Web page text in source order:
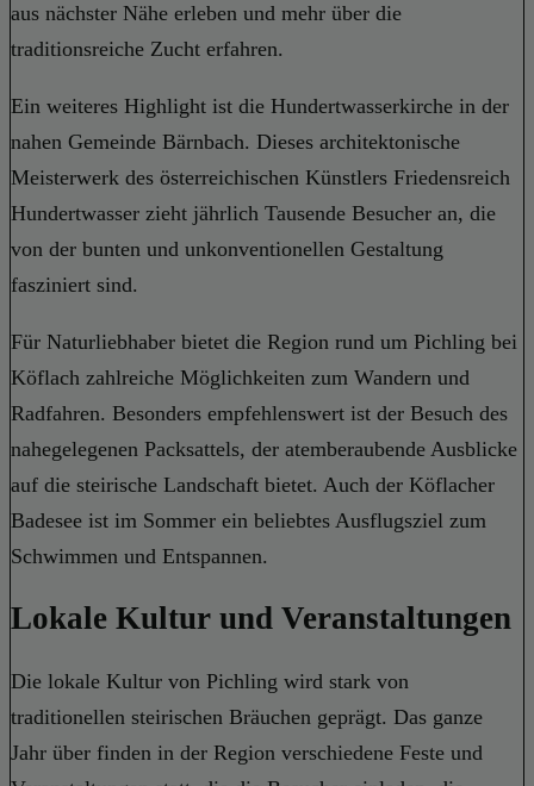
aus nächster Nähe erleben und mehr über die
traditionsreiche Zucht erfahren.
Ein weiteres Highlight ist die Hundertwasserkirche in der
nahen Gemeinde Bärnbach. Dieses architektonische
Meisterwerk des österreichischen Künstlers Friedensreich
Hundertwasser zieht jährlich Tausende Besucher an, die
von der bunten und unkonventionellen Gestaltung
fasziniert sind.
Für Naturliebhaber bietet die Region rund um Pichling bei
Köflach zahlreiche Möglichkeiten zum Wandern und
Radfahren. Besonders empfehlenswert ist der Besuch des
nahegelegenen Packsattels, der atemberaubende Ausblicke
auf die steirische Landschaft bietet. Auch der Köflacher
Badesee ist im Sommer ein beliebtes Ausflugsziel zum
Schwimmen und Entspannen.
Lokale Kultur und Veranstaltungen
Die lokale Kultur von Pichling wird stark von
traditionellen steirischen Bräuchen geprägt. Das ganze
Jahr über finden in der Region verschiedene Feste und